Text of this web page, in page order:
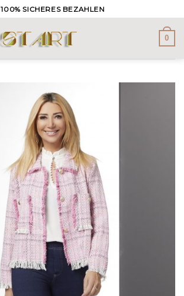
100% SICHERES BEZAHLEN
0